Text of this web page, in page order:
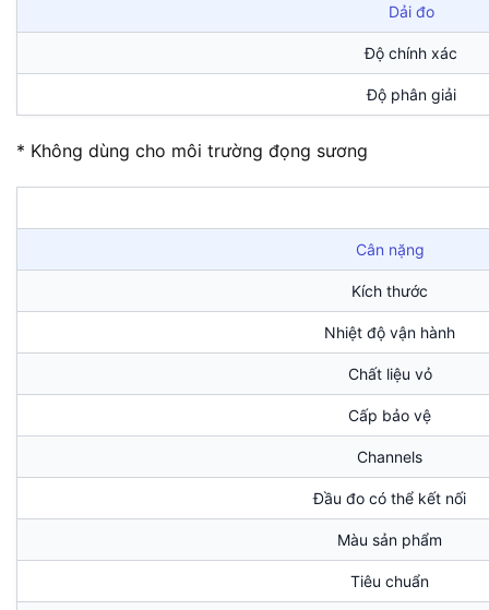
Dải đo
Độ chính xác
Độ phân giải
* Không dùng cho môi trường đọng sương
Cân nặng
Kích thước
Nhiệt độ vận hành
Chất liệu vỏ
Cấp bảo vệ
Channels
Đầu đo có thể kết nối
Màu sản phẩm
Tiêu chuẩn